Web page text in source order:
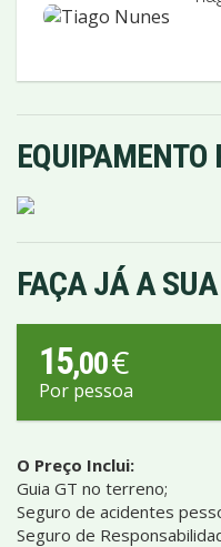
EQUIPAMENTO
FAÇA JÁ A SUA
15,00€
Por pessoa
O Preço Inclui:
Guia GT no terreno;
Seguro de acidentes
Seguro de